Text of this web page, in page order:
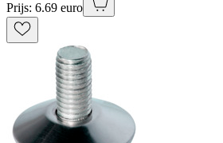
Prijs: 6.69 euro